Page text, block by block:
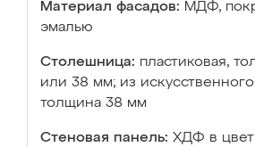
Материал фасадов: МДФ,
эмалью
Столешница: пластиковая,
или 38 мм; из
толщина 38 мм
Стеновая панель: ХДФ в